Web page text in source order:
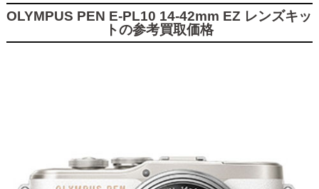
OLYMPUS PEN E-PL10 14-42mm EZ レンズキッ
トの参考買取価格